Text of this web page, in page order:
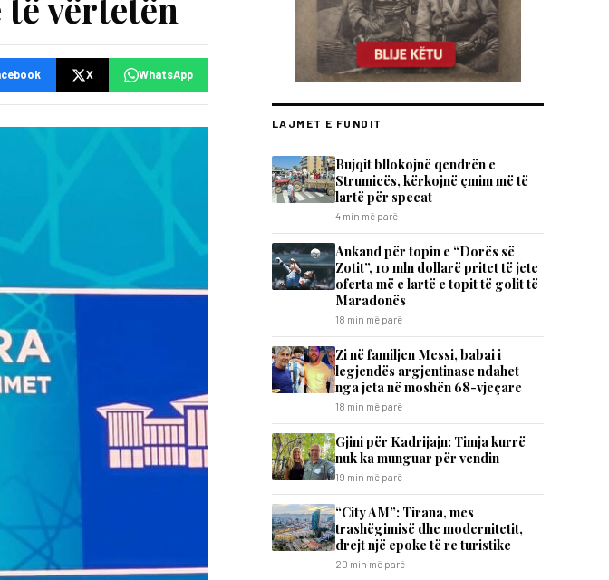
X WhatsApp
LAJMET E FUNDIT
Bujqit bllokojnë qendrën e
Strumicës, kërkojnë çmim më të
lartë për specat
4 min më parë
Ankand për topin e “Dorës së
Zotit”, 10 mln dollarë pritet të jete
oferta më e lartë e topit të golit të
Maradonës
18 min më parë
Zi në familjen Messi, babai i
legjendës argjentinase ndahet
nga jeta në moshën 68-vjeçare
18 min më parë
​Gjini për Kadrijajn: Timja kurrë
nuk ka munguar për vendin
19 min më parë
“City AM”: Tirana, mes
trashëgimisë dhe modernitetit,
drejt një epoke të re turistike
20 min më parë